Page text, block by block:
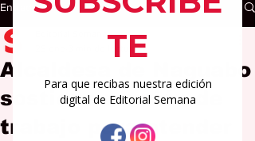
Entrada
Alcaldesa de Naguabo
sostiene reunión de
trabajo para atender
3 min de lectura